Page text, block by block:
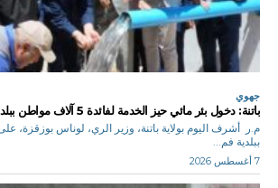
جهوي
باتنة: دخول بئر مائي حيز الخدمة لفائدة 5 آلاف مواطن ببلدية فم الطوب
م.ر أشرف اليوم بولاية باتنة، وزير الري، لوناس بوزقزة،
ببلدية فم...
7 أغسطس 2026